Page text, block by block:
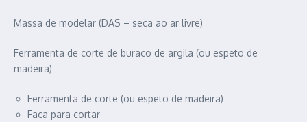
Massa de modelar (DAS – seca ao ar livre)
Ferramenta de corte de buraco de argila (ou espeto de
madeira)
Ferramenta de corte (ou espeto de madeira)
Faca para cortar